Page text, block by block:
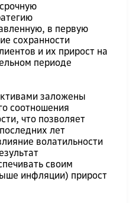
в первую
сохранности
и их прирост на
периоде
заложены
соотношения
что позволяет
лет
волатильности
своим
инфляции) прирост